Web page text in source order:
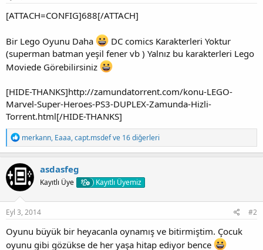
[ATTACH=CONFIG]688[/ATTACH]
Bir Lego Oyunu Daha
DC comics Karakterleri Yoktur
(superman batman yeşil fener vb ) Yalnız bu karakterleri Lego
Moviede Görebilirsiniz
[HIDE-THANKS]http://zamundatorrent.com/konu-LEGO-
Marvel-Super-Heroes-PS3-DUPLEX-Zamunda-Hizli-
Torrent.html[/HIDE-THANKS]
T
e
p
k
i
l
e
r
merkann, Eaaa,capt.msdefve 16 diğerleri
asdasfeg
Kayıtlı Üye Kayıtlı Üyemiz
Eyl 3, 2014 #2
Oyunu büyük bir heyacanla oynamış ve bitirmiştim. Çocuk
oyunu gibi gözükse de her yaşa hitap ediyor bence